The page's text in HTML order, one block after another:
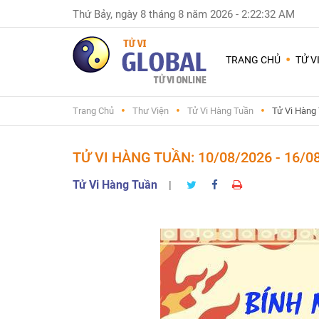
Thứ Bảy, ngày 8 tháng 8 năm 2026 - 2:22:33 AM
TRANG CHỦ TỬ VI
Trang Chủ Thư Viện Tử Vi Hàng Tuần Tử Vi
TỬ VI HÀNG TUẦN: 10/08/2026 - 16/
Tử Vi Hàng Tuần |
Dùng
Nam